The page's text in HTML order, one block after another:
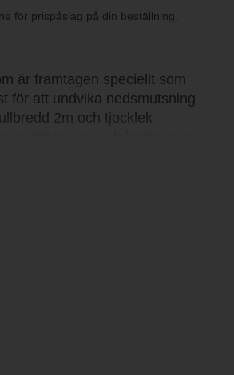
för prispåslag på din beställning.
är framtagen speciellt som
för att undvika nedsmutsning
2m och tjocklek
mattläggning och borttagning